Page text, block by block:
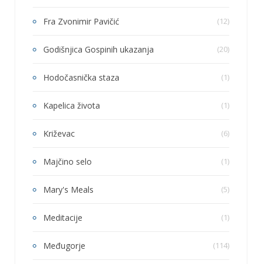
Fra Zvonimir Pavičić (12)
Godišnjica Gospinih ukazanja (20)
Hodočasnička staza (1)
Kapelica života (1)
Križevac (6)
Majčino selo (1)
Mary's Meals (5)
Meditacije (1)
Međugorje (114)